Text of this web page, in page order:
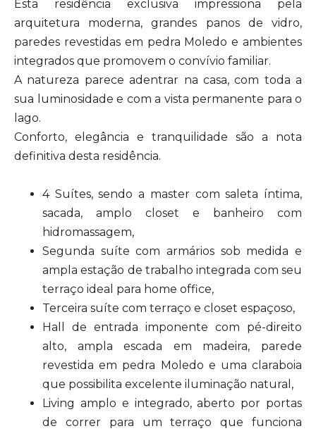
Esta residência exclusiva impressiona pela
arquitetura moderna, grandes panos de vidro,
paredes revestidas em pedra Moledo e ambientes
integrados que promovem o convívio familiar.
A natureza parece adentrar na casa, com toda a
sua luminosidade e com a vista permanente para o
lago.
Conforto, elegância e tranquilidade são a nota
definitiva desta residência.
4 Suítes, sendo a master com saleta íntima,
sacada, amplo closet e banheiro com
hidromassagem,
Segunda suíte com armários sob medida e
ampla estação de trabalho integrada com seu
terraço ideal para home office,
Terceira suíte com terraço e closet espaçoso,
Hall de entrada imponente com pé-direito
alto, ampla escada em madeira, parede
revestida em pedra Moledo e uma claraboia
que possibilita excelente iluminação natural,
Living amplo e integrado, aberto por portas
de correr para um terraço que funciona